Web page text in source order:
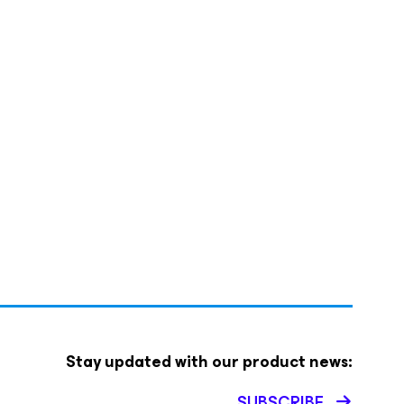
Stay updated with our product news: